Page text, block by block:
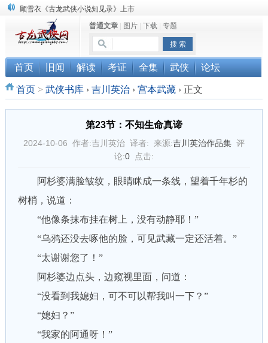
顾雪衣《古龙武侠小说知见录》上市
“武侠书库”查缺补漏活动圆满结束
《古龙小说原貌探究》修订版已上市
普通文章| 图片| 下载| 专题
首页 旧闻 解读 考证 全集 武侠 论坛
首页> 武侠书库 › 吉川英治 › 宫本武藏 ›正文
第23节：不知生命真谛
2024-10-06 作者:吉川英治 译者: 来源:吉川英治作品集评
论:0点击:
阿杉婆满脸皱纹，眼睛眯成一条线，望着千年杉的
树梢，说道：
“他像条抹布挂在树上，没有动静耶！”
“乌鸦还没去啄他的脸，可见武藏一定还活着。”
“太谢谢您了！”
阿杉婆边点头，边窥视里面，问道：
“没看到我媳妇，可不可以帮我叫一下？”
“媳妇？”
“我家的阿通呀！”